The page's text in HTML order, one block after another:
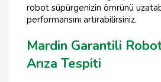
robot süpürgenizin ömrünü
performansını artırabilirsiniz.
Mardin Garantili
Arıza Tespiti